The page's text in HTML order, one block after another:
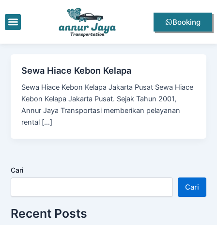
ke
konten
Menu Booking
Sewa Hiace Kebon Kelapa
Sewa Hiace Kebon Kelapa Jakarta Pusat Sewa Hiace
Kebon Kelapa Jakarta Pusat. Sejak Tahun 2001,
Annur Jaya Transportasi memberikan pelayanan
rental […]
Cari
Cari
Recent Posts